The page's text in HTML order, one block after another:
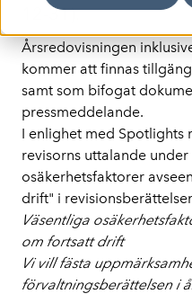
12-31).
Årsredovisningen
kommer att finnas
samt som bifogat
pressmeddelande.
I enlighet med Spotlights
revisorns uttalande
osäkerhetsfaktorer
drift" i
Väsentliga
om fortsatt drift
Vi vill fästa
förvaltningsberättelsen i